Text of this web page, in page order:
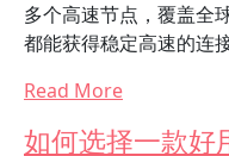
多个高速节点，覆盖全
都能获得稳定高速的连接
Read More
如何选择一款好